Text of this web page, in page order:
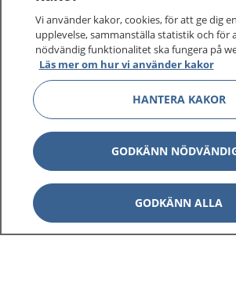
Vi använder kakor, cookies, för att ge dig
upplevelse, sammanställa statistik och för
nödvändig funktionalitet ska fungera på
Läs mer om hur vi använder kakor
HANTERA KAKOR
GODKÄNN
GODKÄNN ALLA